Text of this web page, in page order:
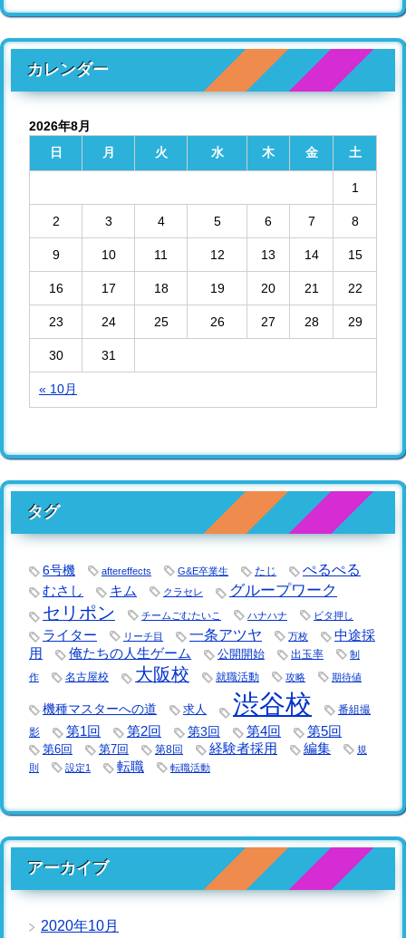
カレンダー
2026年8月
日
月 火 水 木 金 土
« 10月
1
2 3 4 5 6 7 8
9 10 11 12 13 14 15
16 17 18 19 20 21 22
23 24 25 26 27 28 29
30 31
タグ
6号機 aftereffects G&E卒業生 たじ ぺるぺる
むさし キム クラセレ グループワーク
セリポン チームごむたいこ ハナハナ ビタ押し
ライター リーチ目 一条アツヤ 万枚
中途採
用
俺たちの人生ゲーム 公開開始 出玉率 制
作 名古屋校 大阪校 就職活動 攻略 期待値
機種マスターへの道 求人 渋谷校
番組撮
影
第1回 第2回 第3回 第4回 第5回
第6回 第7回 第8回 経験者採用 編集
規
則
設定1 転職 転職活動
アーカイブ
2020年10月